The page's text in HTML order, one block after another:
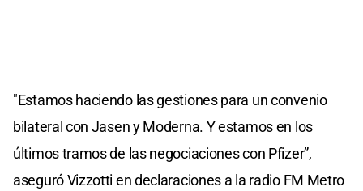
"Estamos haciendo las gestiones para un convenio
bilateral con Jasen y Moderna. Y estamos en los
últimos tramos de las negociaciones con Pfizer”,
aseguró Vizzotti en declaraciones a la radio FM Metro